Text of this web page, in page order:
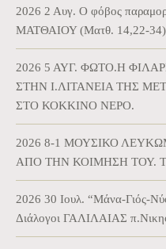
2026 2 Αυγ. Ο φόβος
ΜΑΤΘΑΙΟΥ (Ματθ. 14,22-34)-
2026 5 ΑΥΓ. ΦΩΤΟ.Η
ΣΤΗΝ Ι.ΛΙΤΑΝΕΙΑ ΤΗΣ
ΣΤΟ ΚΟΚΚΙΝΟ ΝΕΡΟ.
2026 8-1 ΜΟΥΣΙΚΟ
ΑΠΟ ΤΗΝ ΚΟΙΜΗΣΗ ΤΟΥ.
2026 30 Ιουλ. “Μάνα-Γιός-
Διάλογοι ΓΑΛΙΛΑΙΑΣ